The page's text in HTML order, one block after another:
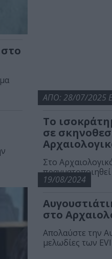
ΑΠΟ: 28/07/2025
To
σε
Στο
19/08/2024
στο
Απολαύστε την
μελωδίες των